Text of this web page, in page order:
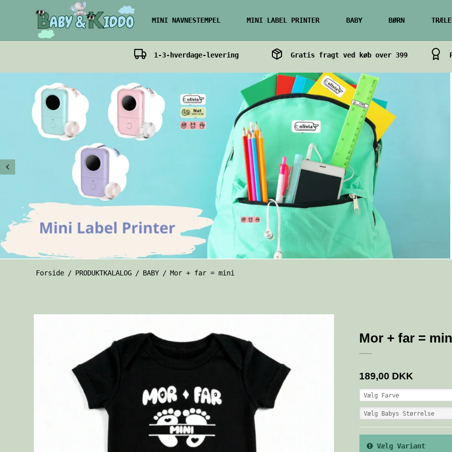
MINI NAVNESTEMPEL MINI LABEL PRINTER BABY BØRN
1-3-hverdage-levering Gratis fragt ved køb over 399
Forside / PRODUKTKALALOG / BABY / Mor + far = mini
Mor + far =
189,00 DKK
Vælg Farve
Vælg Babys Størrelse
Vælg Variant